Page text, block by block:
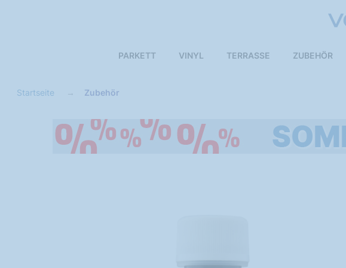
PARKETT VINYL TERRASSE ZUBEHÖR
Startseite Zubehör